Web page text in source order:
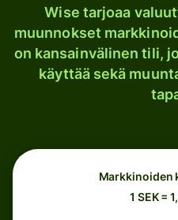
Wise tarjoaa
muunnokset
on kansainvälinen tili,
käyttää sekä
Markkinoiden
1 SEK =